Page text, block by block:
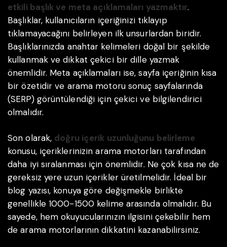
etkili başlık ve meta açıklamaları yazmaktır.
Başlıklar, kullanıcıların içeriğinizi tıklayıp
tıklamayacağını belirleyen ilk unsurlardan biridir.
Başlıklarınızda anahtar kelimeleri doğal bir şekilde
kullanmak ve dikkat çekici bir dille yazmak
önemlidir. Meta açıklamaları ise, sayfa içeriğinin kısa
bir özetidir ve arama motoru sonuç sayfalarında
(SERP) görüntülendiği için çekici ve bilgilendirici
olmalıdır.
Son olarak, doğru içerik uzunluğunu belirleme
konusu, içeriklerinizin arama motorları tarafından
daha iyi sıralanması için önemlidir. Ne çok kısa ne de
gereksiz yere uzun içerikler üretilmelidir. İdeal bir
blog yazısı, konuya göre değişmekle birlikte
genellikle 1000-1500 kelime arasında olmalıdır. Bu
sayede, hem okuyucularınızın ilgisini çekebilir hem
de arama motorlarının dikkatini kazanabilirsiniz.